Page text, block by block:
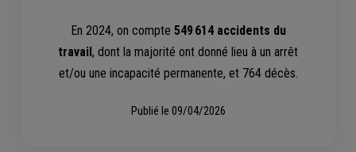
En 2024, on compte 549 614 accidents du
travail, dont la majorité ont donné lieu à un arrêt
et/ou une incapacité permanente, et 764 décès.
Publié le 09/04/2026